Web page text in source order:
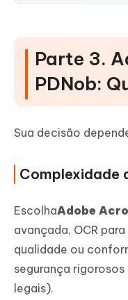
Parte 3.
PDNob:
Sua decisão
Complexidade
EscolhaAdobe
avançada, OCR
qualidade ou
segurança
legais).